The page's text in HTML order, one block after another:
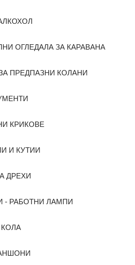
ОГЛЕДАЛА ЗА КАРАВАНА
ПРЕДПАЗНИ КОЛАНИ
КРИКОВЕ
И КУТИИ
ДРЕХИ
- РАБОТНИ ЛАМПИ